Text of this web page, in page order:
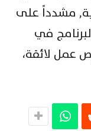
مشدداً على
في
عمل لائقة،